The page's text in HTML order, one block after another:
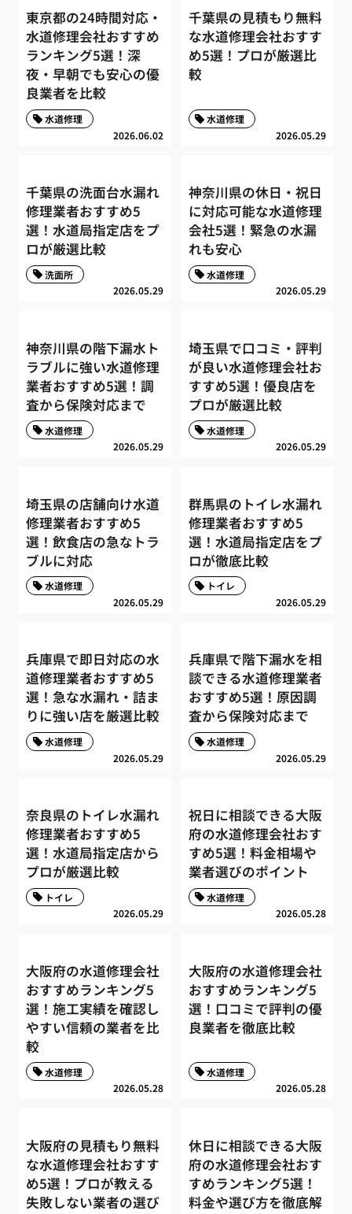
東京都の24時間対応・
水道修理会社おすすめ
ランキング5選！深
夜・早朝でも安心の優
良業者を比較
2026.06.02
水道修理
千葉県の見積もり無料
な水道修理会社おすす
め5選！プロが厳選比
較
2026.05.29
水道修理
千葉県の洗面台水漏れ
修理業者おすすめ5
選！水道局指定店をプ
ロが厳選比較
2026.05.29
洗面所
神奈川県の休日・祝日
に対応可能な水道修理
会社5選！緊急の水漏
れも安心
2026.05.29
水道修理
神奈川県の階下漏水ト
ラブルに強い水道修理
業者おすすめ5選！調
査から保険対応まで
2026.05.29
水道修理
埼玉県で口コミ・評判
が良い水道修理会社お
すすめ5選！優良店を
プロが厳選比較
2026.05.29
水道修理
埼玉県の店舗向け水道
修理業者おすすめ5
選！飲食店の急なトラ
ブルに対応
2026.05.29
水道修理
群馬県のトイレ水漏れ
修理業者おすすめ5
選！水道局指定店をプ
ロが徹底比較
2026.05.29
トイレ
兵庫県で即日対応の水
道修理業者おすすめ5
選！急な水漏れ・詰ま
りに強い店を厳選比較
2026.05.29
水道修理
兵庫県で階下漏水を相
談できる水道修理業者
おすすめ5選！原因調
査から保険対応まで
2026.05.29
水道修理
奈良県のトイレ水漏れ
修理業者おすすめ5
選！水道局指定店から
プロが厳選比較
2026.05.29
トイレ
祝日に相談できる大阪
府の水道修理会社おす
すめ5選！料金相場や
業者選びのポイント
2026.05.28
水道修理
大阪府の水道修理会社
おすすめランキング5
選！施工実績を確認し
やすい信頼の業者を比
較
2026.05.28
水道修理
大阪府の水道修理会社
おすすめランキング5
選！口コミで評判の優
良業者を徹底比較
2026.05.28
水道修理
大阪府の見積もり無料
な水道修理会社おすす
め5選！プロが教える
失敗しない業者の選び
休日に相談できる大阪
府の水道修理会社おす
すめランキング5選！
料金や選び方を徹底解